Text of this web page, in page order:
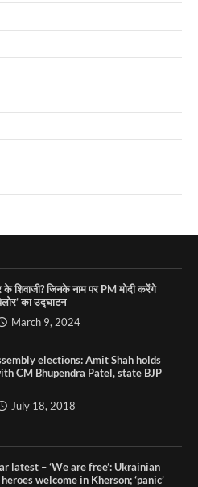
के शिवाजी? जिनके नाम पर PM मोदी करेंगे
का उद्घाटन
March 9, 2024
elections: Amit Shah holds
CM Bhupendra Patel, state BJP
July 18, 2018
latest – ‘We are free’: Ukrainian
welcome in Kherson; ‘panic’